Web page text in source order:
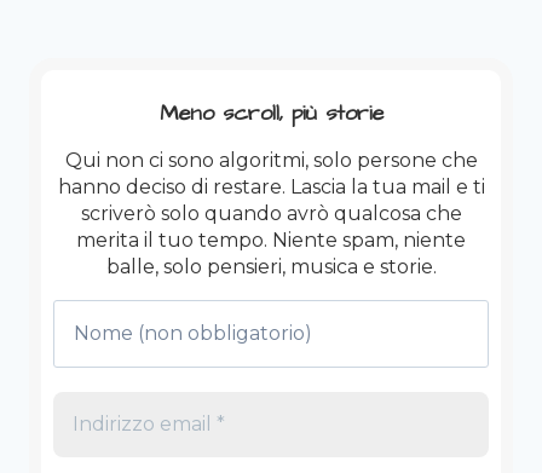
Meno scroll, più storie
Qui non ci sono algoritmi, solo persone che
hanno deciso di restare. Lascia la tua mail e ti
scriverò solo quando avrò qualcosa che
merita il tuo tempo. Niente spam, niente
balle, solo pensieri, musica e storie.